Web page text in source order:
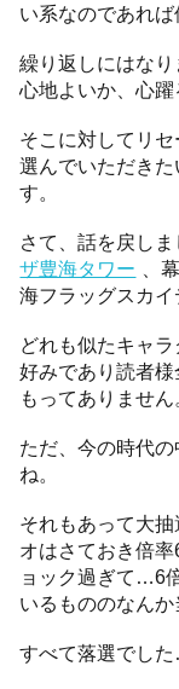
い系なのであれ
繰り返しにはな
心地よいか、心躍
そこに対してリ
選んでいただき
す。
さて、話を戻し
ザ豊海タワー
、
海フラッグスカイ
どれも似たキャ
好みであり読者
もってありません
ただ、今の時代
ね。
それもあって大
オはさておき倍
ョック過ぎて…6
いるもののなん
すべて落選でし